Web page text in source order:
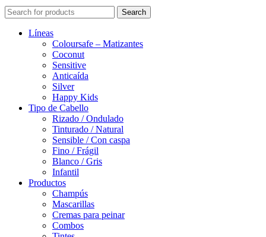
Search
Líneas
Coloursafe – Matizantes
Coconut
Sensitive
Anticaída
Silver
Happy Kids
Tipo de Cabello
Rizado / Ondulado
Tinturado / Natural
Sensible / Con caspa
Fino / Frágil
Blanco / Gris
Infantil
Productos
Champús
Mascarillas
Cremas para peinar
Combos